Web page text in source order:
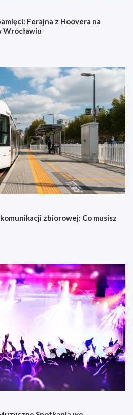
Ferajna z Hoovera na
Wrocławiu
zbiorowej: Co musisz